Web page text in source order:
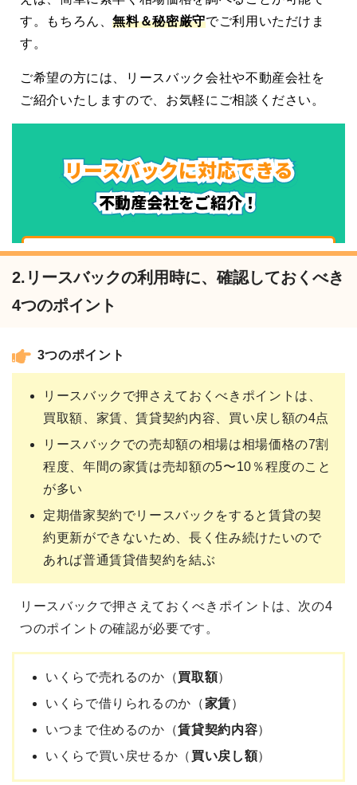
す。もちろん、無料＆秘密厳守でご利用いただけま
す。
ご希望の方には、リースバック会社や不動産会社を
ご紹介いたしますので、お気軽にご相談ください。
2.リースバックの利用時に、確認しておくべき
4つのポイント
3つのポイント
リースバックで押さえておくべきポイントは、
買取額、家賃、賃貸契約内容、買い戻し額の4点
リースバックでの売却額の相場は相場価格の7割
程度、年間の家賃は売却額の5〜10％程度のこと
が多い
定期借家契約でリースバックをすると賃貸の契
約更新ができないため、長く住み続けたいので
あれば普通賃貸借契約を結ぶ
リースバックで押さえておくべきポイントは、次の4
つのポイントの確認が必要です。
いくらで売れるのか（買取額）
いくらで借りられるのか（家賃）
いつまで住めるのか（賃貸契約内容）
いくらで買い戻せるか（ 買い戻し額）